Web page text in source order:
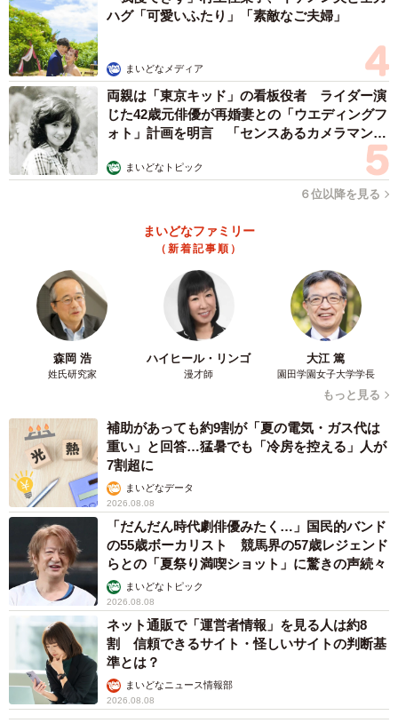
ハグ「可愛いふたり」「素敵なご夫婦」
まいどなメディア
両親は「東京キッド」の看板役者 ライダー演
じた42歳元俳優が再婚妻との「ウエディングフ
ォト」計画を明言 「センスあるカメラマン求
まいどなトピック
６位以降を見る
まいどなファミリー
（新着記事順）
森岡 浩
姓氏研究家
ハイヒール・リンゴ
漫才師
大江 篤
園田学園女子大学学長
もっと見る
補助があっても約9割が「夏の電気・ガス代は
重い」と回答…猛暑でも「冷房を控える」人が
7割超に
まいどなデータ
2026.08.08
「だんだん時代劇俳優みたく…」国民的バンド
の55歳ボーカリスト 競馬界の57歳レジェンド
らとの「夏祭り満喫ショット」に驚きの声続々
まいどなトピック
2026.08.08
ネット通販で「運営者情報」を見る人は約8
割 信頼できるサイト・怪しいサイトの判断基
準とは？
まいどなニュース情報部
2026.08.08